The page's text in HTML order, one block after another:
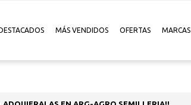
DESTACADOS MÁS VENDIDOS OFERTAS MARCAS